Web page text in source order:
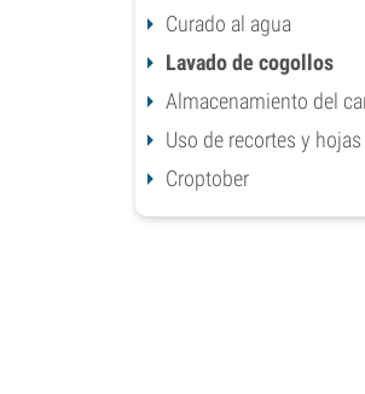
Curado al agua
Lavado de cogollos
Almacenamiento del
Uso de recortes y
Croptober